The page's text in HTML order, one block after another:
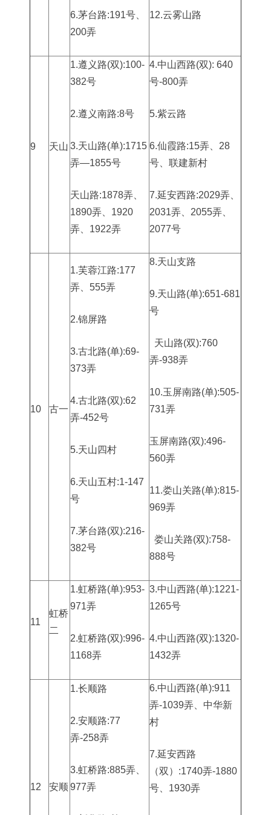
6.茅台路:191号、
200弄
12.云雾山路
9 天山
1.遵义路(双):100-
382号
2.遵义南路:8号
3.天山路(单):1715
弄—1855号
天山路:1878弄、
1890弄、1920
弄、1922弄
4.中山西路(双): 640
号-800弄
5.紫云路
6.仙霞路:15弄、28
号、联建新村
7.延安西路:2029弄、
2031弄、2055弄、
2077号
10 古一
1.芙蓉江路:177
弄、555弄
2.锦屏路
3.古北路(单):69-
373弄
4.古北路(双):62
弄-452号
5.天山四村
6.天山五村:1-147
号
7.茅台路(双):216-
382号
8.天山支路
9.天山路(单):651-681
号
天山路(双):760
弄-938弄
10.玉屏南路(单):505-
731弄
玉屏南路(双):496-
560弄
11.娄山关路(单):815-
969弄
娄山关路(双):758-
888号
11
虹桥
二
1.虹桥路(单):953-
971弄
2.虹桥路(双):996-
1168弄
3.中山西路(单):1221-
1265号
4.中山西路(双):1320-
1432弄
12 安顺
1.长顺路
2.安顺路:77
弄-258弄
3.虹桥路:885弄、
977弄
6.中山西路(单):911
弄-1039弄、中华新
村
7.延安西路
（双）:1740弄-1880
号、1930弄